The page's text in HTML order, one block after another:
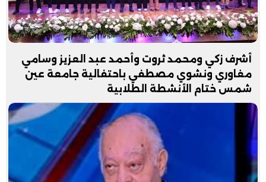
أشرف زكي ومحمد ثروت وأحمد عبد العزيز وسامي
مغاوري ونشوي مصطفي باحتفالية جامعة عين
شمس ختام الأنشطة الطلابية